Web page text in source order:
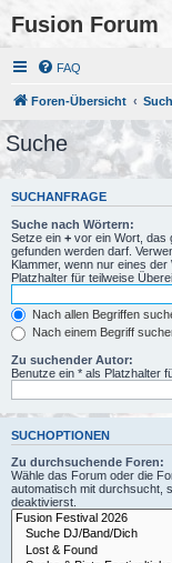
Fusion Forum
FAQ
Foren-Übersicht
Suche
SUCHANFRAGE
Suche nach Wörtern:
Setze ein + vor ein Wort, das
gefunden werden darf.
Klammer, wenn nur eines
Platzhalter für teilweise
Nach allen Begriffen
Nach einem Begriff
Zu suchender Autor:
Benutze ein * als Platzhalter
SUCHOPTIONEN
Zu durchsuchende Foren:
Wähle das Forum oder die
automatisch mit durchsucht,
deaktivierst.